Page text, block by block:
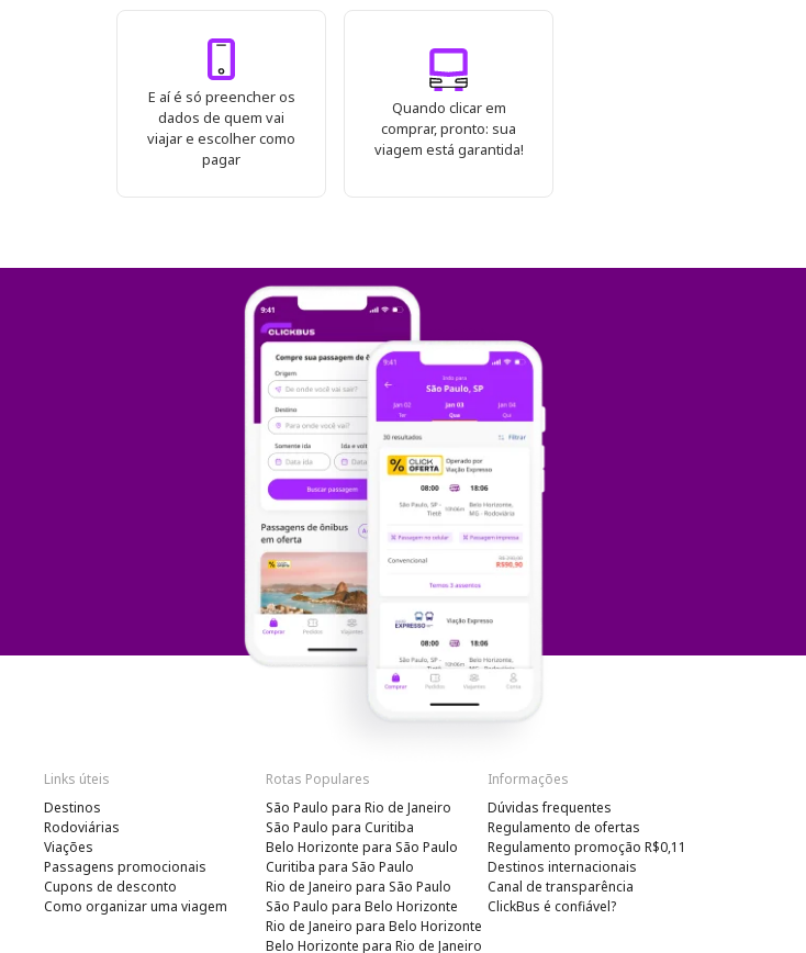
E aí é só preencher os
dados de quem vai
viajar e escolher como
pagar
Quando clicar em
comprar, pronto: sua
viagem está garantida!
Links úteis
Destinos
Rodoviárias
Viações
Passagens promocionais
Cupons de desconto
Como organizar uma viagem
Rotas Populares
São Paulo para Rio de Janeiro
São Paulo para Curitiba
Belo Horizonte para São Paulo
Curitiba para São Paulo
Rio de Janeiro para São Paulo
São Paulo para Belo Horizonte
Rio de Janeiro para Belo Horizonte
Belo Horizonte para Rio de Janeiro
Informações
Dúvidas frequentes
Regulamento de ofertas
Regulamento promoção R$0,11
Destinos internacionais
Canal de transparência
ClickBus é confiável?